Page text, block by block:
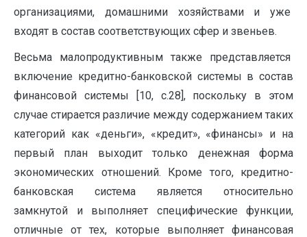
организациями, домашними хозяйствами и уже
входят в состав соответствующих сфер и звеньев.
Весьма малопродуктивным также представляется
включение кредитно-банковской системы в состав
финансовой системы [10, с.28], поскольку в этом
случае стирается различие между содержанием таких
категорий как «деньги», «кредит», «финансы» и на
первый план выходит только денежная форма
экономических отношений. Кроме того, кредитно-
банковская система является относительно
замкнутой и выполняет специфические функции,
отличные от тех, которые выполняет финансовая